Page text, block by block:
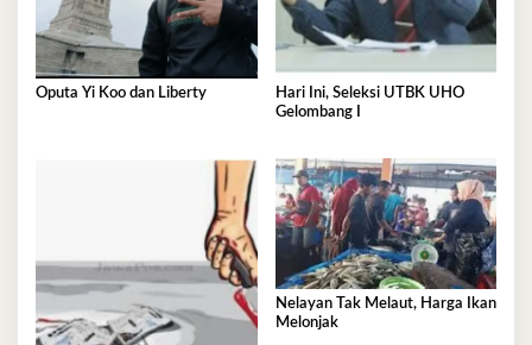
Oputa Yi Koo dan Liberty
Hari Ini, Seleksi UTBK UHO
Gelombang I
Nelayan Tak Melaut, Harga Ikan
Melonjak